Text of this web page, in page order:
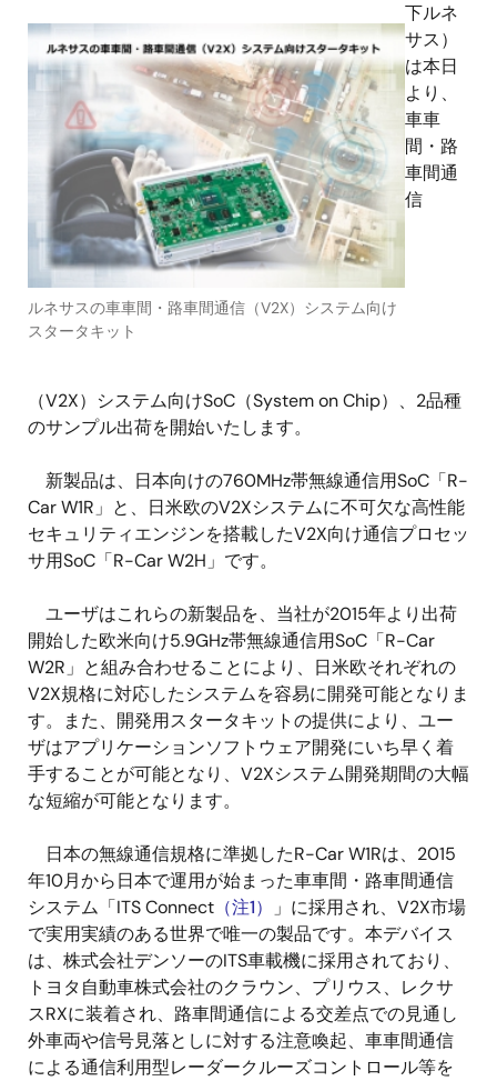
ルネサスの車車間・路車間通信（V2X）システム向け
スタータキット
下ルネ
サス）
は本日
より、
車車
間・路
車間通
信
（V2X）システム向けSoC（System on Chip）、2品種
のサンプル出荷を開始いたします。
新製品は、日本向けの760MHz帯無線通信用SoC「R-
Car W1R」と、日米欧のV2Xシステムに不可欠な高性能
セキュリティエンジンを搭載したV2X向け通信プロセッ
サ用SoC「R-Car W2H」です。
ユーザはこれらの新製品を、当社が2015年より出荷
開始した欧米向け5.9GHz帯無線通信用SoC「R-Car
W2R」と組み合わせることにより、日米欧それぞれの
V2X規格に対応したシステムを容易に開発可能となりま
す。また、開発用スタータキットの提供により、ユー
ザはアプリケーションソフトウェア開発にいち早く着
手することが可能となり、V2Xシステム開発期間の大幅
な短縮が可能となります。
日本の無線通信規格に準拠したR-Car W1Rは、2015
年10月から日本で運用が始まった車車間・路車間通信
システム「ITS Connect （注1）
」に採用され、V2X市場
で実用実績のある世界で唯一の製品です。本デバイス
は、株式会社デンソーのITS車載機に採用されており、
トヨタ自動車株式会社のクラウン、プリウス、レクサ
スRXに装着され、路車間通信による交差点での見通し
外車両や信号見落としに対する注意喚起、車車間通信
による通信利用型レーダークルーズコントロール等を